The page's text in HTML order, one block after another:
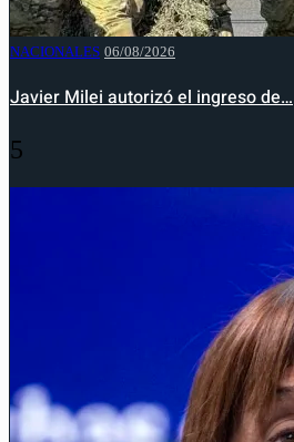
NACIONALES 06/08/2026
Javier Milei autorizó el ingreso de…
5